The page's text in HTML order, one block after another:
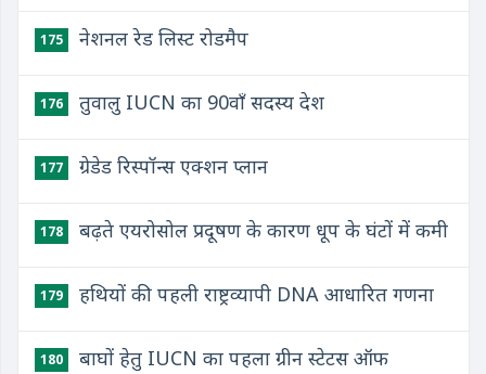
175 नेशनल रेड लिस्ट रोडमैप
176 तुवालु IUCN का 90वाँ सदस्य देश
177 ग्रेडेड रिस्पॉन्स एक्शन प्लान
178 बढ़ते एयरोसोल प्रदूषण के कारण धूप के घंटों में कमी
179 हथियों की पहली राष्ट्रव्यापी DNA आधारित गणना
180
बाघों हेतु IUCN का पहला ग्रीन स्टेटस ऑफ